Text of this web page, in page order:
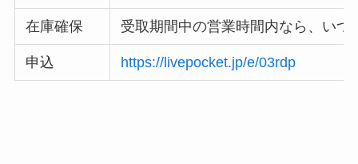
在庫確保 受取期間中の営業時間内なら、い
申込 https://livepocket.jp/e/03rdp